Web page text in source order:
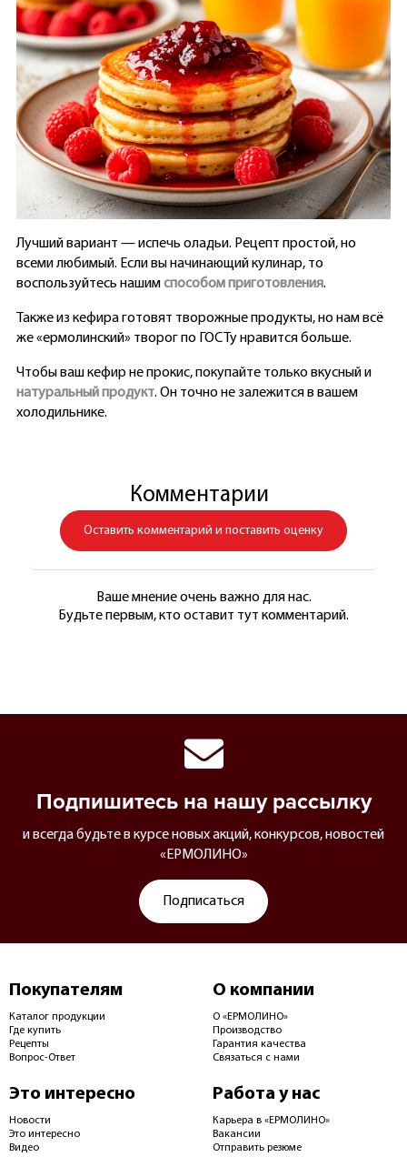
Лучший вариант — испечь оладьи. Рецепт простой, но
всеми любимый. Если вы начинающий кулинар, то
воспользуйтесь нашимспособом приготовления.
Также из кефира готовят творожные продукты, но нам всё
же «ермолинский» творог по ГОСТу нравится больше.
Чтобы ваш кефир не прокис, покупайте только вкусный и
натуральный продукт. Он точно не залежится в вашем
холодильнике.
Комментарии
Оставить комментарий и поставить оценку
Ваше мнение очень важно для нас.
Будьте первым, кто оставит тут комментарий.
Подпишитесь на нашу рассылку
и всегда будьте в курсе новых акций, конкурсов, новостей
«ЕРМОЛИНО»
Подписаться
Покупателям
Каталог продукции
Где купить
Рецепты
Вопрос-Ответ
О компании
О «ЕРМОЛИНО»
Производство
Гарантия качества
Связаться с нами
Это интересно
Новости
Это интересно
Видео
Работа у нас
Карьера в «ЕРМОЛИНО»
Вакансии
Отправить резюме